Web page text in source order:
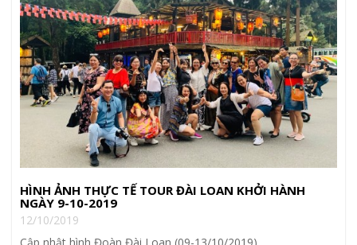
HÌNH ẢNH THỰC TẾ TOUR ĐÀI LOAN KHỞI HÀNH
NGÀY 9-10-2019
12/10/2019